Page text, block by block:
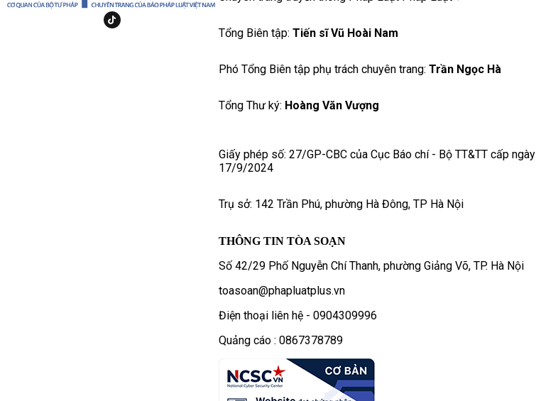
Tổng Biên tập: Tiến sĩ Vũ Hoài Nam
Phó Tổng Biên tập phụ trách chuyên trang: Trần Ngọc Hà
Tổng Thư ký: Hoàng Văn Vượng
Giấy phép số: 27/GP-CBC của Cục Báo chí - Bộ TT&TT cấp ngày
17/9/2024
Trụ sở: 142 Trần Phú, phường Hà Đông, TP Hà Nội
THÔNG TIN TÒA SOẠN
Số 42/29 Phố Nguyễn Chí Thanh, phường Giảng Võ, TP. Hà Nội
toasoan@phapluatplus.vn
Điện thoại liên hệ - 0904309996
Quảng cáo : 0867378789